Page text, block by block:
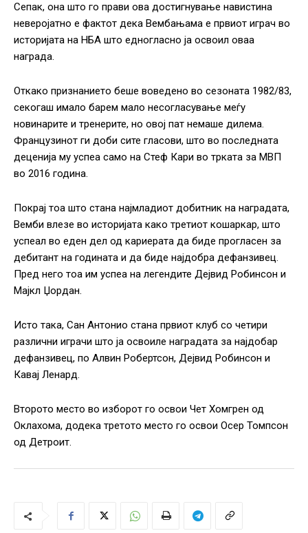
Сепак, она што го прави ова достигнување навистина
неверојатно е фактот дека Вембањама е првиот играч во
историјата на НБА што едногласно ја освоил оваа
награда.
Откако признанието беше воведено во сезоната 1982/83,
секогаш имало барем мало несогласување меѓу
новинарите и тренерите, но овој пат немаше дилема.
Французинот ги доби сите гласови, што во последната
деценија му успеа само на Стеф Кари во трката за МВП
во 2016 година.
Покрај тоа што стана најмладиот добитник на наградата,
Вемби влезе во историјата како третиот кошаркар, што
успеал во еден дел од кариерата да биде прогласен за
дебитант на годината и да биде најдобра дефанзивец.
Пред него тоа им успеа на легендите Дејвид Робинсон и
Мајкл Џордан.
Исто така, Сан Антонио стана првиот клуб со четири
различни играчи што ја освоиле наградата за најдобар
дефанзивец, по Алвин Робертсон, Дејвид Робинсон и
Кавај Ленард.
Второто место во изборот го освои Чет Хомгрен од
Оклахома, додека третото место го освои Осер Томпсон
од Детроит.